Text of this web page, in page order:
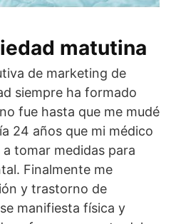
matutina
de marketing de
siempre ha formado
fue hasta que me mudé
24 años que mi médico
tomar medidas para
Finalmente me
y trastorno de
manifiesta física y